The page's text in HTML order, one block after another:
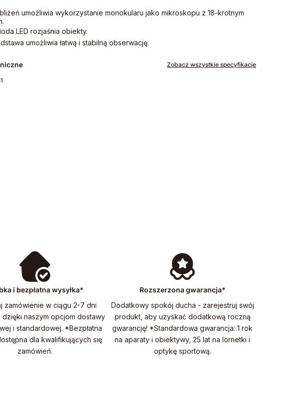
umożliwia wykorzystanie monokularu jako mikroskopu z 18-krotnym
LED rozjaśnia obiekty.
umożliwia łatwą i stabilną obserwację.
Zobacz wszystkie specyfikacje
i bezpłatna wysyłka*
zamówienie w ciągu 2-7 dni
naszym opcjom dostawy
i standardowej. *Bezpłatna
dla kwalifikujących się
zamówień.
Rozszerzona gwarancja*
Dodatkowy spokój ducha - zarejestruj swój
produkt, aby uzyskać dodatkową roczną
gwarancję! *Standardowa gwarancja: 1 rok
na aparaty i obiektywy, 25 lat na lornetki i
optykę sportową.